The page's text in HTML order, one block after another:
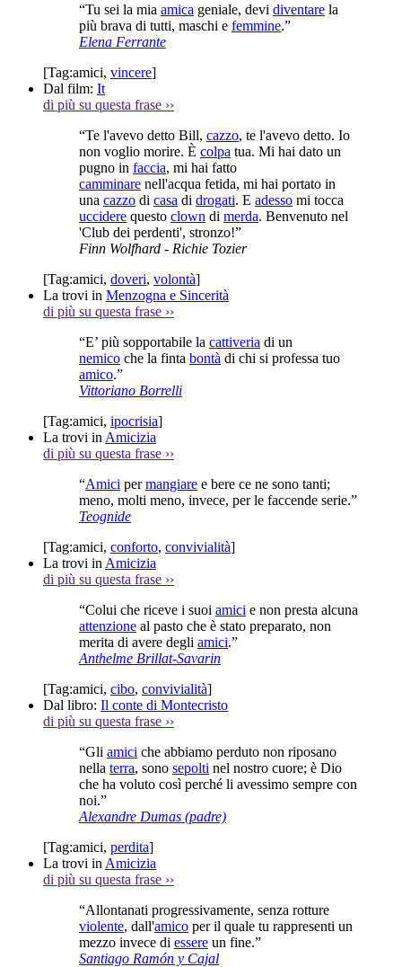
“Tu sei la mia amica geniale, devi diventare la
più brava di tutti, maschi e femmine.”
Elena Ferrante
[Tag:amici, vincere]
Dal film: It
di più su questa frase ››
“Te l'avevo detto Bill, cazzo, te l'avevo detto. Io
non voglio morire. È colpa tua. Mi hai dato un
pugno in faccia, mi hai fatto
camminare nell'acqua fetida, mi hai portato in
una cazzo di casa di drogati. E adesso mi tocca
uccidere questo clown di merda. Benvenuto nel
'Club dei perdenti', stronzo!”
Finn Wolfhard - Richie Tozier
[Tag:amici, doveri, volontà]
La trovi in Menzogna e Sincerità
di più su questa frase ››
“E’ più sopportabile la cattiveria di un
nemico che la finta bontà di chi si professa tuo
amico.”
Vittoriano Borrelli
[Tag:amici, ipocrisia]
La trovi in Amicizia
di più su questa frase ››
“Amici permangiare e bere ce ne sono tanti;
meno, molti meno, invece, per le faccende serie.”
Teognide
[Tag:amici, conforto, convivialità]
La trovi in Amicizia
di più su questa frase ››
“Colui che riceve i suoi amici e non presta alcuna
attenzione al pasto che è stato preparato, non
merita di avere degli amici.”
Anthelme Brillat-Savarin
[Tag:amici, cibo, convivialità]
Dal libro: Il conte di Montecristo
di più su questa frase ››
“Gli amici che abbiamo perduto non riposano
nella terra, sono sepolti nel nostro cuore; è Dio
che ha voluto così perché li avessimo sempre con
noi.”
Alexandre Dumas (padre)
[Tag:amici, perdita]
La trovi in Amicizia
di più su questa frase ››
“Allontanati progressivamente, senza rotture
violente, dall'amico per il quale tu rappresenti un
mezzo invece di essere un fine.”
Santiago Ramón y Cajal